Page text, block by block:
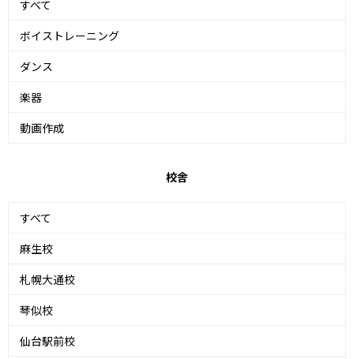
すべて
ボイストレーニング
ダンス
楽器
動画作成
校舎
すべて
麻生校
札幌大通校
琴似校
仙台駅前校